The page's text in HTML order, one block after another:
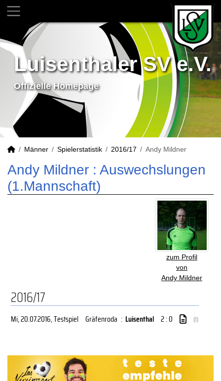
Luisenthaler SV e.V.
Offizielle Homepage
Männer Spielerstatistik 2016/17 Andy Mildner
Andy Mildner : Auswechslungen
(1.Mannschaft)
zum Profil
von
Andy Mildner
2016/17
Mi, 20.07.2016, Testspiel Gräfenroda : Luisenthal 2 : 0 (1)